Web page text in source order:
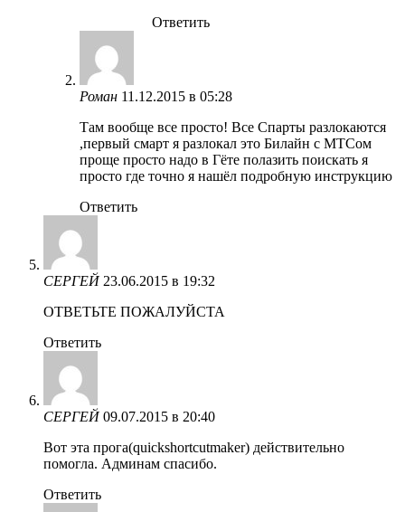
Ответить
Роман 11.12.2015 в 05:28
Там вообще все просто! Все Спарты разлокаются
,первый смарт я разлокал это Билайн с МТСом
проще просто надо в Гёте полазить поискать я
просто где точно я нашёл подробную инструкцию
Ответить
СЕРГЕЙ 23.06.2015 в 19:32
ОТВЕТЬТЕ ПОЖАЛУЙСТА
Ответить
СЕРГЕЙ 09.07.2015 в 20:40
Вот эта прога(quickshortcutmaker) действительно
помогла. Админам спасибо.
Ответить